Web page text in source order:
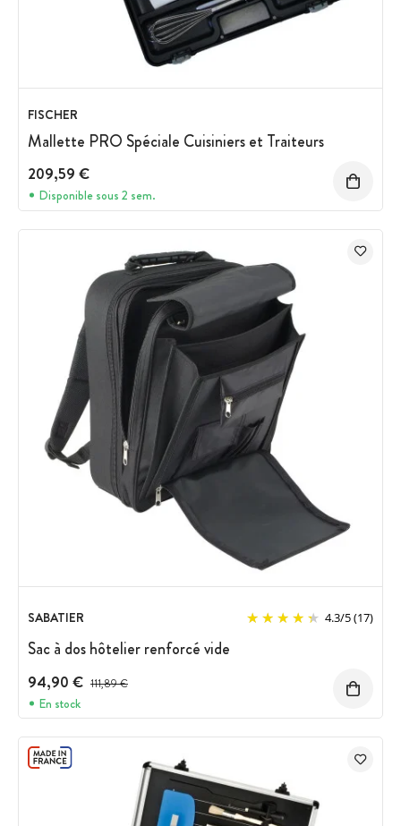
FISCHER
Mallette PRO Spéciale Cuisiniers et Traiteurs
209,59 €
Disponible sous 2 sem.
SABATIER 4.3/5(17)
Sac à dos hôtelier renforcé vide
94,90 € Prix avant réduction :
111,89 €
En stock